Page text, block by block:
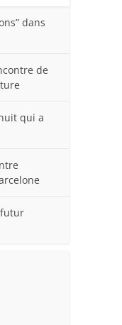
dans
de
qui a
futur